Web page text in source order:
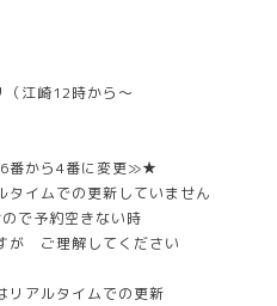
江崎12時から～
番から4番に変更≫★
タイムでの更新していません
で予約空きない時
が ご理解してください
リアルタイムでの更新